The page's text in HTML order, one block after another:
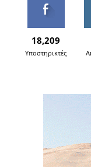
18,209
Υποστηρικτές